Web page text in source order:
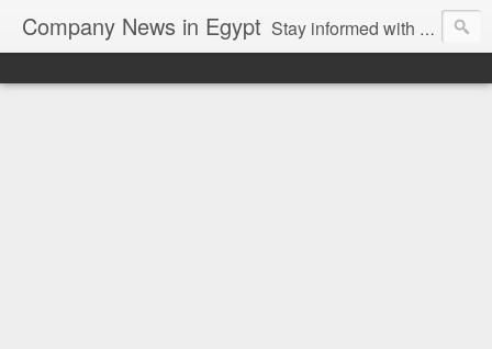
Company News in Egypt Stay informed with the latest company news and developments in Egypt and the region through our unbiased and direct news platform. Our blog publishes press releases and news directly from companies and their PR agencies, giving you a clear and unfiltered view of the industry. Make informed decisions with our easy to follow and clutter-free approach to company news.